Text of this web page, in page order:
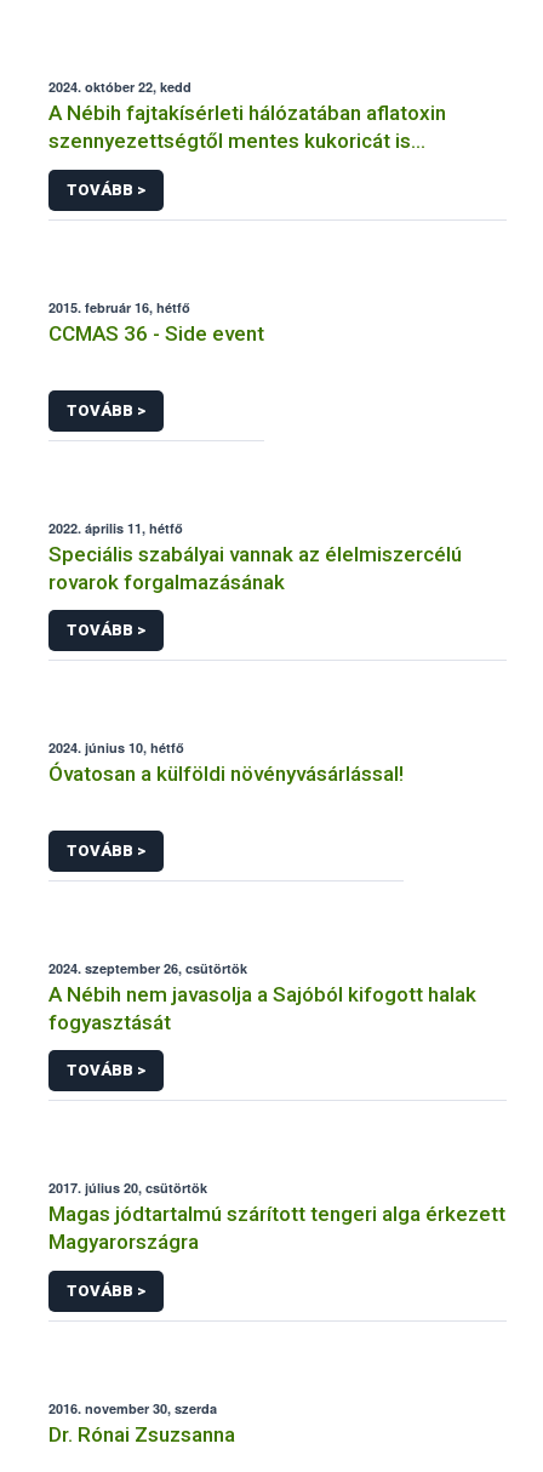
2024. október 22, kedd
A Nébih fajtakísérleti hálózatában aflatoxin
szennyezettségtől mentes kukoricát is
termesztettek
TOVÁBB >
2015. február 16, hétfő
CCMAS 36 - Side event
TOVÁBB >
2022. április 11, hétfő
Speciális szabályai vannak az élelmiszercélú
rovarok forgalmazásának
TOVÁBB >
2024. június 10, hétfő
Óvatosan a külföldi növényvásárlással!
TOVÁBB >
2024. szeptember 26, csütörtök
A Nébih nem javasolja a Sajóból kifogott halak
fogyasztását
TOVÁBB >
2017. július 20, csütörtök
Magas jódtartalmú szárított tengeri alga érkezett
Magyarországra
TOVÁBB >
2016. november 30, szerda
Dr. Rónai Zsuzsanna